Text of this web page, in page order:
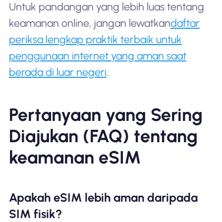
Untuk pandangan yang lebih luas tentang
keamanan online, jangan lewatkandaftar
periksa lengkap praktik terbaik untuk
penggunaan internet yang aman saat
berada di luar negeri.
Pertanyaan yang Sering
Diajukan (FAQ) tentang
keamanan eSIM
Apakah eSIM lebih aman daripada
SIM fisik?